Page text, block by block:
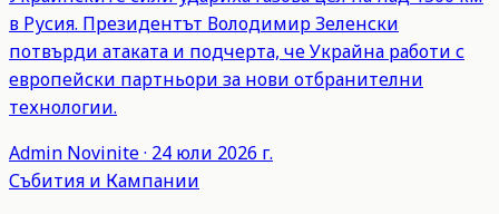
в Русия. Президентът Володимир Зеленски
потвърди атаката и подчерта, че Украйна работи с
европейски партньори за нови отбранителни
технологии.
Admin Novinite· 24 юли 2026 г.
Събития и Кампании